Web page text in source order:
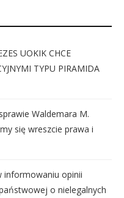
UOKIK CHCE
TYPU PIRAMIDA
Waldemara M.
się wreszcie prawa i
informowaniu opinii
o nielegalnych